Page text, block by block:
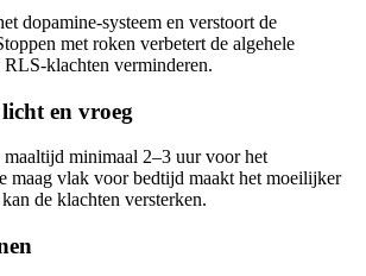
dopamine-systeem en verstoort de
met roken verbetert de algehele
klachten verminderen.
en vroeg
maaltijd minimaal 2–3 uur voor het
maag vlak voor bedtijd maakt het moeilijker
de klachten versterken.